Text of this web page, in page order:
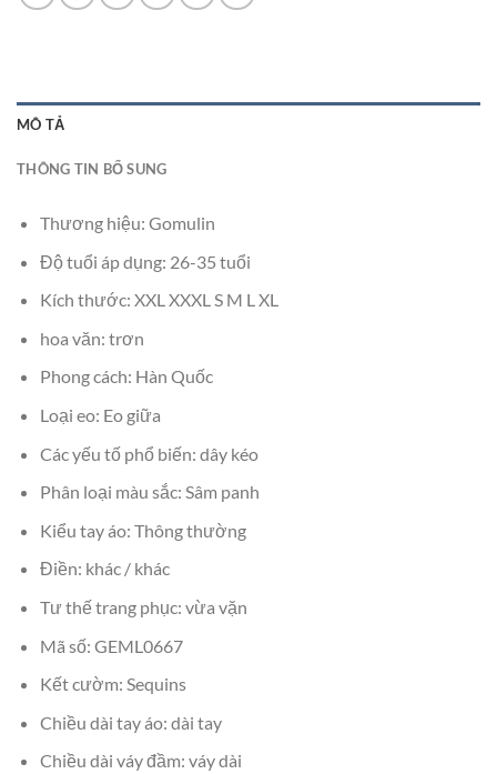
MÔ TẢ
THÔNG TIN BỔ SUNG
Thương hiệu: Gomulin
Độ tuổi áp dụng: 26-35 tuổi
Kích thước: XXL XXXL S M L XL
hoa văn: trơn
Phong cách: Hàn Quốc
Loại eo: Eo giữa
Các yếu tố phổ biến: dây kéo
Phân loại màu sắc: Sâm panh
Kiểu tay áo: Thông thường
Điền: khác / khác
Tư thế trang phục: vừa vặn
Mã số: GEML0667
Kết cườm: Sequins
Chiều dài tay áo: dài tay
Chiều dài váy đầm: váy dài